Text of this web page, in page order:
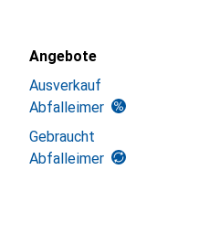
Angebote
Ausverkauf
Abfalleimer
Gebraucht
Abfalleimer